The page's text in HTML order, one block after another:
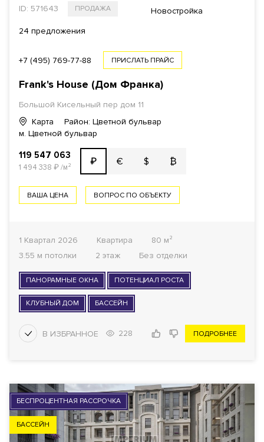
ID: 571643 ПРОДАЖА Новостройка
24 предложения
+7 (495) 769-77-88 ПРИСЛАТЬ ПРАЙС
Frank's House (Дом Франка)
Большой Кисельный пер дом 11
Карта
Район: Цветной бульвар
м. Цветной бульвар
119 547 063
1 494 338 ₽/м² ₽ € $ ₿
ВАША ЦЕНА ВОПРОС ПО ОБЪЕКТУ
1 Квартал 2026 Квартира
80 м²
3.55 м потолки
2 этаж Без отделки
ПАНОРАМНЫЕ ОКНА ПОТЕНЦИАЛ РОСТА
КЛУБНЫЙ ДОМ БАССЕЙН
228 ПОДРОБНЕЕ
БЕСПРОЦЕНТНАЯ РАССРОЧКА
БАССЕЙН